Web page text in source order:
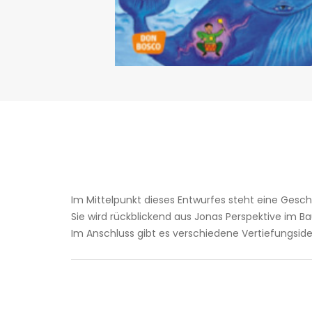
Im Mittelpunkt dieses Entwurfes steht eine
Sie wird rückblickend aus Jonas Perspektive im
Im Anschluss gibt es verschiedene